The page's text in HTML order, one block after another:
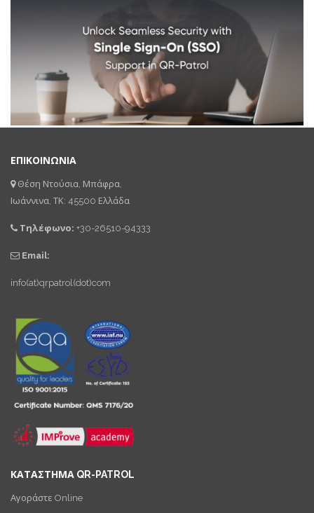
ΕΠΙΚΟΙΝΩΝΙΑ
Θέση Ντούσια, Μπάφρα,
Ιωάννινα, ΤΚ: 45500 Ελλάδα
Τηλέφωνο: +30-26510-94333
Email:
info(at)qrpatrol(dot)com
ΚΑΤΑΣΤΗΜΑ QR-PATROL
Αγοράστε Online